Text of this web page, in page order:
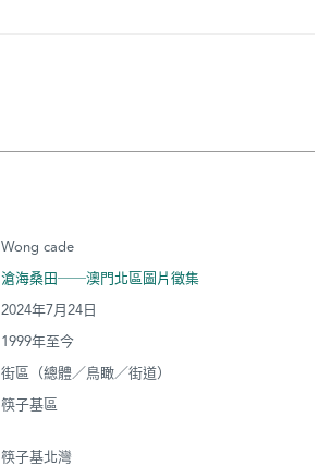
Wong cade
滄海桑田──澳門北區圖片徵集
2024年7月24日
1999年至今
街區（總體／鳥瞰／街道）
筷子基區
筷子基北灣